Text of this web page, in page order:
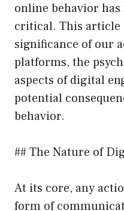
online behavior has
critical. This article
significance of our
platforms, the
aspects of digital
potential
behavior.
## The Nature of
At its core, any
form of